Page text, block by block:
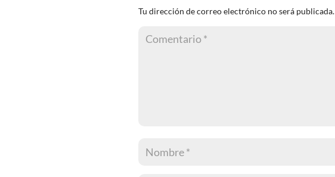
Tu dirección de correo electrónico no será publicada.